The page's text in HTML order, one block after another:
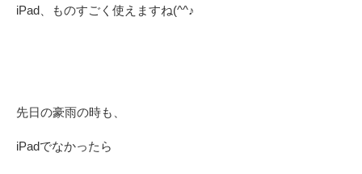
iPad、ものすごく使えますね(^^♪
先日の豪雨の時も、
iPadでなかったら